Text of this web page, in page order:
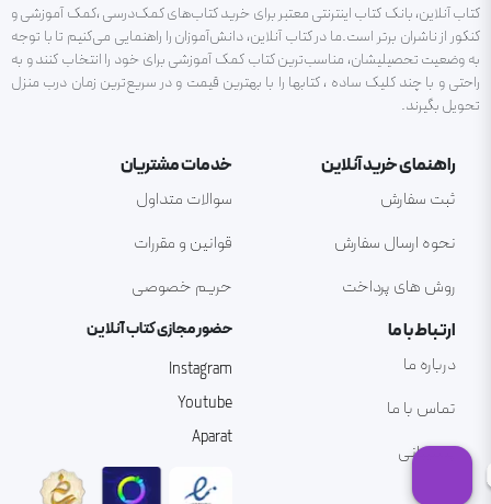
کتاب آنلاین، بانک کتاب اینترنتی معتبر برای خرید کتاب‌های کمک‌درسی ،کمک آموزشی و
کنکور از ناشران برتر است.ما در کتاب آنلاین، دانش‌آموزان را راهنمایی می‌کنیم تا با توجه
به وضعیت تحصیلیشان، مناسب‌ترین کتاب کمک آموزشی برای خود را انتخاب کنند و به
راحتی و با چند کلیک ساده ، کتابها را با بهترین قیمت و در سریع‌ترین زمان درب منزل
تحویل بگیرند.
راهنمای خرید آنلاین
ثبت سفارش
نحوه ارسال سفارش
روش های پرداخت
خدمات مشتریان
سوالات متداول
قوانین و مقررات
حریم خصوصی
ارتباط با ما
درباره ما
تماس با ما
پشتیبانی
حضور مجازی کتاب آنلاین
Instagram
Youtube
Aparat